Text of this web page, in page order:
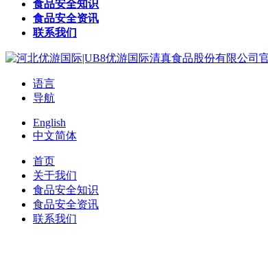
食品安全知识
食品安全资讯
联系我们
语言
导航
English
中文简体
首页
关于我们
食品安全知识
食品安全资讯
联系我们